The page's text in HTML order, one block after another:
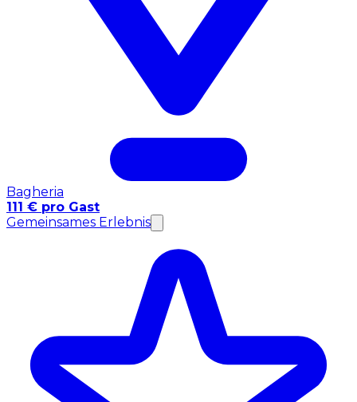
Bagheria
111 € pro Gast
Gemeinsames Erlebnis